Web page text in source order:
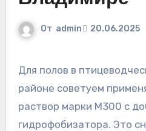
От admin 20.06.2025
Для полов в птицеводческих строениях в
районе советуем
раствор марки M300 с
гидрофобизатора. Это